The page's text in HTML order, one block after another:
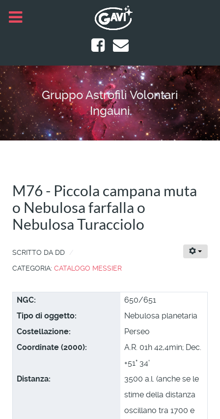
Gruppo Astrofili Volontari
Ingauni
M76 - Piccola campana muta
o Nebulosa farfalla o
Nebulosa Turacciolo
SCRITTO DA DD
CATEGORIA: CATALOGO MESSIER
NGC:
650/651
Tipo di oggetto:
Nebulosa planetaria
Costellazione:
Perseo
Coordinate (2000):
A.R. 01h 42,4min; Dec.
+51° 34'
Distanza:
3500 a.l. (anche se le
stime della distanza
oscillano tra 1700 e